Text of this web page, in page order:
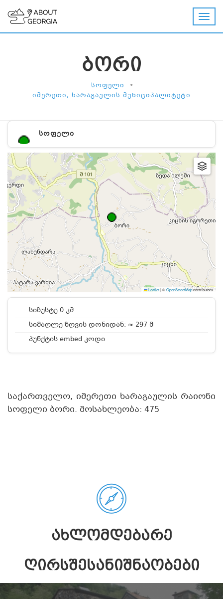
ᲑᲝᲠᲘ
ᲡᲝᲤᲔᲚᲘ •
ᲘᲛᲔᲠᲔᲗᲘ, ᲮᲐᲠᲐᲒᲐᲣᲚᲘᲡ ᲛᲣᲜᲘᲪᲘᲞᲐᲚᲘᲢᲔᲢᲘ
ᲡᲝᲤᲔᲚᲘ
Leaflet|©OpenStreetMapcontributors
სიზუსტე 0 კმ
სიმაღლე ზღვის დონიდან: ≈ 297 მ
პუნქტის embed კოდი
საქართველო, იმერეთი ხარაგაულის რაიონი
სოფელი ბორი. მოსახლეობა: 475
ᲐᲮᲚᲝᲛᲓᲔᲑᲐᲠᲔ
ᲦᲘᲠᲡᲨᲔᲡᲐᲜᲘᲨᲜᲐᲝᲑᲔᲑᲘ